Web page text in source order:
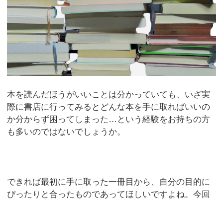
本を読んだほうがいいことは分かっていても、いざ実
際に書店に行ってみるとどんな本を手に取ればいいの
か分からず困ってしまった…という経験をお持ちの方
も多いのではないでしょうか。
できれば最初に手に取った一冊目から、自分の目的に
ぴったりと合ったものであってほしいですよね。今回